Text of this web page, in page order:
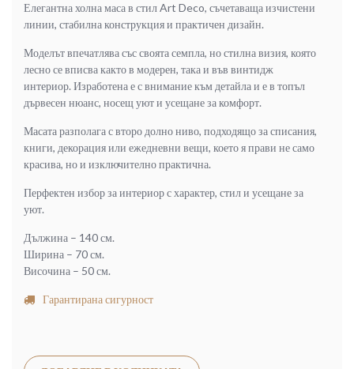
Елегантна холна маса в стил Art Deco, съчетаваща изчистени
линии, стабилна конструкция и практичен дизайн.
Моделът впечатлява със своята семпла, но стилна визия, която
лесно се вписва както в модерен, така и във винтидж
интериор. Изработена е с внимание към детайла и е в топъл
дървесен нюанс, носещ уют и усещане за комфорт.
Масата разполага с второ долно ниво, подходящо за списания,
книги, декорация или ежедневни вещи, което я прави не само
красива, но и изключително практична.
Перфектен избор за интериор с характер, стил и усещане за
уют.
Дължина – 140 см.
Ширина – 70 см.
Височина – 50 см.
Гарантирана сигурност